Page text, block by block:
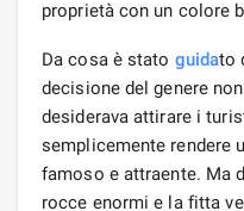
proprietà con un colore
Da cosa è stato guidato
decisione del genere
desiderava attirare i
semplicemente rendere
famoso e attraente. Ma
rocce enormi e la fitta